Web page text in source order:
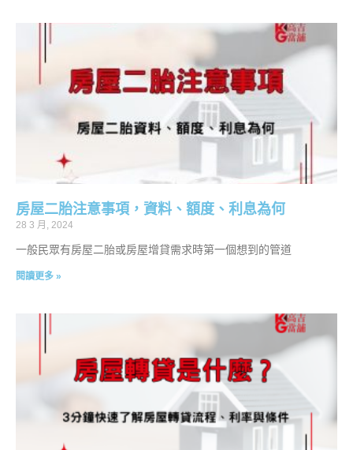
房屋二胎注意事項，資料、額度、利息為何
28 3 月, 2024
一般民眾有房屋二胎或房屋增貸需求時第一個想到的管道
閱讀更多 »